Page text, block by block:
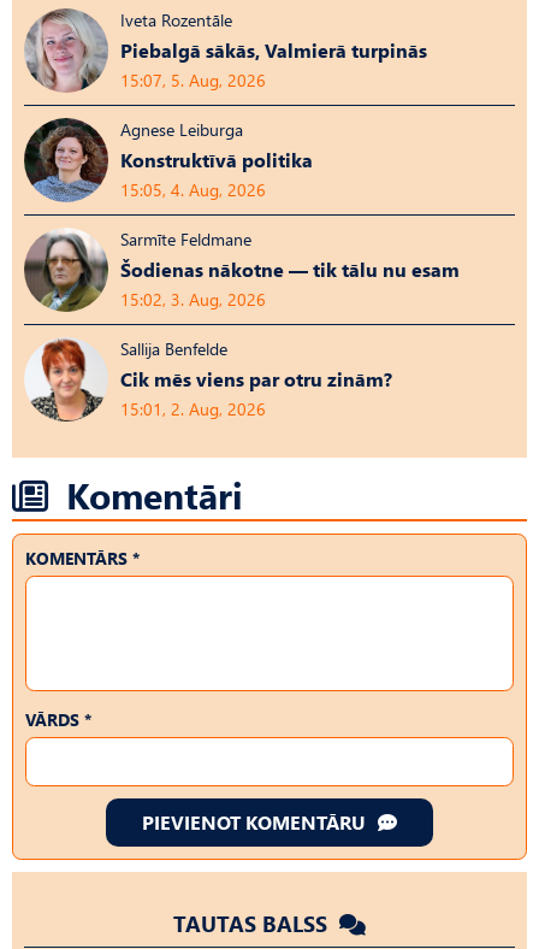
Iveta Rozentāle
Piebalgā sākās, Valmierā turpinās
15:07, 5. Aug, 2026
Agnese Leiburga
Konstruktīvā politika
15:05, 4. Aug, 2026
Sarmīte Feldmane
Šodienas nākotne — tik tālu nu esam
15:02, 3. Aug, 2026
Sallija Benfelde
Cik mēs viens par otru zinām?
15:01, 2. Aug, 2026
Komentāri
KOMENTĀRS *
VĀRDS *
PIEVIENOT KOMENTĀRU
TAUTAS BALSS